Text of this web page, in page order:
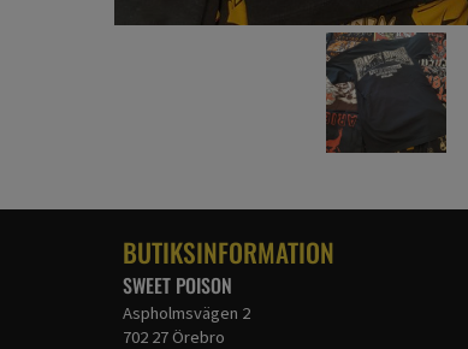
BUTIKSINFORMATION
SWEET POISON
Aspholmsvägen 2
702 27 Örebro